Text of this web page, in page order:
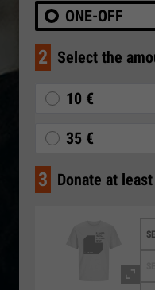
ONE-OFF
2 Select the
10 €
35 €
3 Donate at